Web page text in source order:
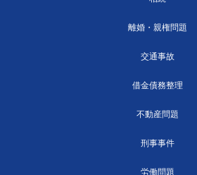
離婚・親権問題
交通事故
借金債務整理
不動産問題
刑事事件
労働問題